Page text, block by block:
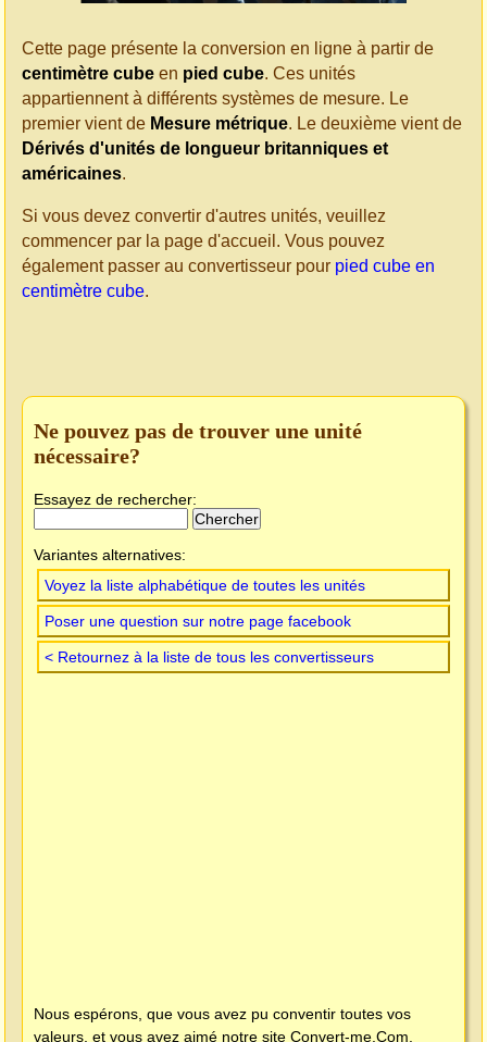
Cette page présente la conversion en ligne à partir de
centimètre cube en pied cube. Ces unités
appartiennent à différents systèmes de mesure. Le
premier vient de Mesure métrique. Le deuxième vient de
Dérivés d'unités de longueur britanniques et
américaines.
Si vous devez convertir d'autres unités, veuillez
commencer par la page d'accueil. Vous pouvez
également passer au convertisseur pour pied cube en
centimètre cube.
Ne pouvez pas de trouver une unité
nécessaire?
Essayez de rechercher:
Variantes alternatives:
Voyez la liste alphabétique de toutes les unités
Poser une question sur notre page facebook
< Retournez à la liste de tous les convertisseurs
Nous espérons, que vous avez pu conventir toutes vos
valeurs, et vous avez aimé notre site Convert-me.Com